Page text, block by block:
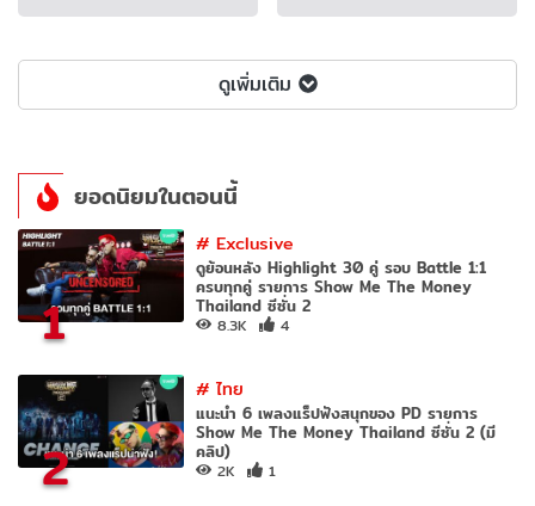
ดูเพิ่มเติม
ยอดนิยมในตอนนี้
1
#Exclusive
ดูย้อนหลัง Highlight 30 คู่ รอบ Battle 1:1
ครบทุกคู่ รายการ Show Me The Money
Thailand ซีซั่น 2
8.3K 4
2
#ไทย
แนะนำ 6 เพลงแร็ปฟังสนุกของ PD รายการ
Show Me The Money Thailand ซีซั่น 2 (มี
คลิป)
2K 1